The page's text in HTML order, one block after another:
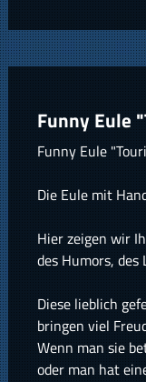
Funny Eule
Funny Eule
Die Eule mit
Hier zeigen wir
des Humors, des
Diese lieblich
bringen viel
Wenn man sie
oder man hat